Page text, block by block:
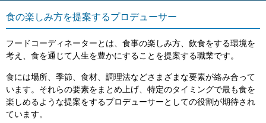
食の楽しみ方を提案するプロデューサー
フードコーディネーターとは、食事の楽しみ方、飲食をする環境を
考え、食を通じて人生を豊かにすることを提案する職業です。
食には場所、季節、食材、調理法などさまざまな要素が絡み合って
います。それらの要素をまとめ上げ、特定のタイミングで最も食を
楽しめるような提案をするプロデューサーとしての役割が期待され
ています。